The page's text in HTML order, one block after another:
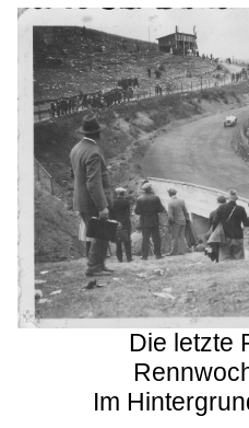
Die letzte
Im